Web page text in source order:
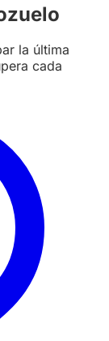
la última
cada